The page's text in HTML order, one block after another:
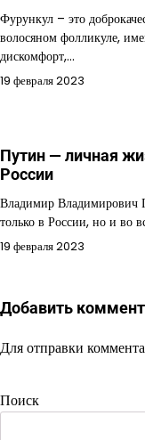
Фурункул – это
волосяном фолликуле,
дискомфорт,…
19 февраля 2023
Путин — личная
России
Владимир Владимирович
только в России, но и во
19 февраля 2023
Добавить
Для отправки
Поиск